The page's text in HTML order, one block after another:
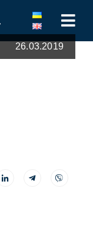
26.03.2019